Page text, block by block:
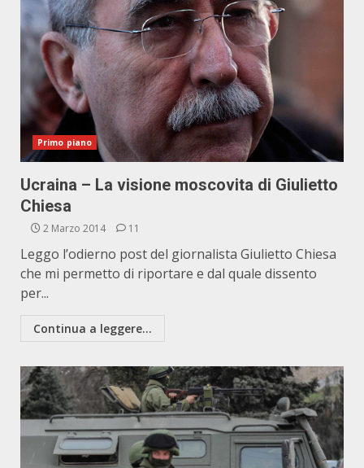
Primo piano
Ucraina – La visione moscovita di Giulietto
Chiesa
2 Marzo 2014 11
Leggo l’odierno post del giornalista Giulietto Chiesa
che mi permetto di riportare e dal quale dissento
per...
Continua a leggere...